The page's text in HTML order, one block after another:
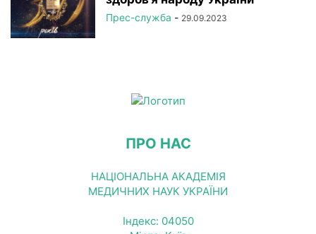
Прес-служба - 29.09.2023
ПРО НАС
НАЦІОНАЛЬНА АКАДЕМІЯ
МЕДИЧНИХ НАУК УКРАЇНИ
Індекс: 04050